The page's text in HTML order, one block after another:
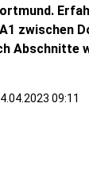
zwischen
Abschnitte
09:11